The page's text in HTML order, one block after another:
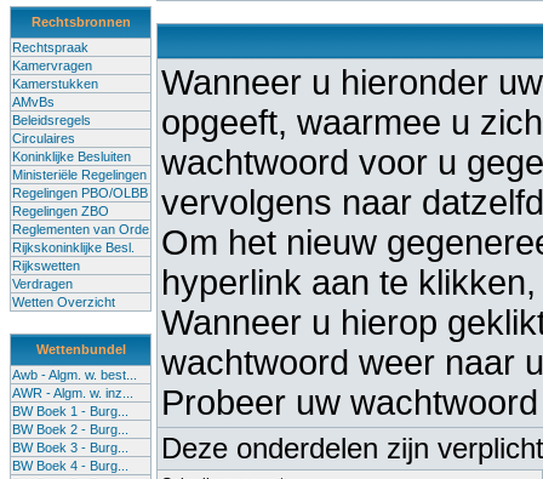
Rechtsbronnen
Rechtspraak
Kamervragen
Kamerstukken
AMvBs
Beleidsregels
Circulaires
Koninklijke Besluiten
Ministeriële Regelingen
Regelingen PBO/OLBB
Regelingen ZBO
Reglementen van Orde
Rijkskoninklijke Besl.
Rijkswetten
Verdragen
Wetten Overzicht
Wettenbundel
Awb - Algm. w. best...
AWR - Algm. w. inz...
BW Boek 1 - Burg...
BW Boek 2 - Burg...
BW Boek 3 - Burg...
BW Boek 4 - Burg...
Wanneer u hieronder
opgeeft, waarmee u
wachtwoord voor u
vervolgens naar
Om het nieuw
hyperlink aan te
Wanneer u hierop
wachtwoord weer naar
Probeer uw
Deze onderdelen zijn verplicht